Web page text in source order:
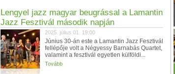
Lengyel jazz magyar beugrással a Lamantin
Jazz Fesztivál második napján
2025. július 01. 19:00
Június 30-án este a Lamantin Jazz Fesztivál
fellépője volt a Négyessy Barnabás Quartet,
valamint a fesztivál egyetlen külföldi...
Tovább